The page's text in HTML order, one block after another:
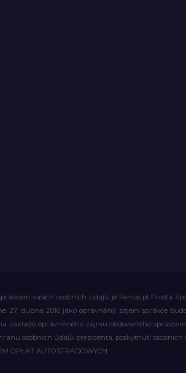
vašich osobních údajů je Feniqs.pl Prosta
27. dubna 2016 jako oprávněný zájem správce
základě oprávněného zájmu sledovaného
osobních údajů prezidenta, poskytnutí
OPŁAT AUTOSTRADOWYCH